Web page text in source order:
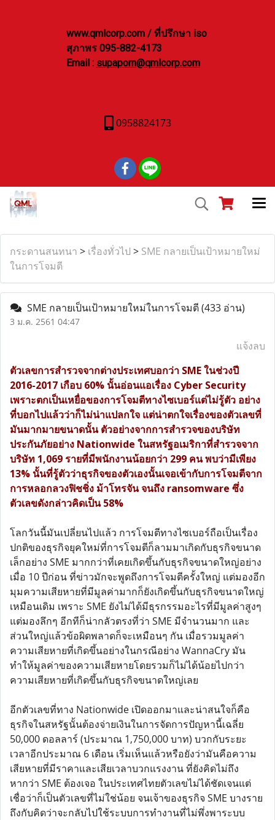
www.qmlcorp.com / ที่ปรึกษา iso
สุภาพร 095-882-4173
Email : supaporn@qmlcorp.com
0958824173
กระดานสนทนา > เรื่องทั่วไป > SME กลายเป็นเป้าหมายใหม่
ในการโจมตี
SME กลายเป็นเป้าหมายใหม่ในการโจมตี(433 อ่าน)
3 ม.ค. 2561 04:47
แจ้งลบ
ตัวเลขการสำรวจจากต่างประเทศบอกว่า SME ในช่วงปี
2016-2017 เกือบ 60% นั้นอ่อนแอเรื่อง Cyber Security
เพราะตกเป็นเหยื่อของการโจมตีทางไซเบอร์แต่ไม่รู้ตัว อย่าง
ที่บอกไปแล้วว่าก็ไม่น่าแปลกใจ แต่น่าตกใจเรื่องของตัวเลขที่
มันมากมายขนาดนั้น ตัวอย่างจากการสำรวจของบริษัท
ประกันภัยอย่าง Nationwide ในสหรัฐอเมริกาที่สำรวจจาก
บริษัท 1,069 รายที่มีพนักงานน้อยกว่า 299 คน พบว่ามีเพียง
13% นั้นที่รู้ตัวว่าธุรกิจของตัวเองนั้นเจอเข้ากับการโจมตีจาก
การหลอกลวงฟิชชิ่ง ม้าโทรจัน จนถึง ransomware ซึ่ง
ตัวเลขดังกล่าวคิดเป็น 58%
โลกวันนี้มันเปลี่ยนไปแล้ว การโจมตีทางไซเบอร์ถือเป็นเรื่อง
ปกติของธุรกิจยุคใหม่ที่การโจมตีก็ลามมาเกิดกับธุรกิจขนาด
เล็กอย่าง SME มากกว่าที่เคยเกิดขึ้นกับธุรกิจขนาดใหญ่อย่าง
เมื่อ 10 ปีก่อน ที่ข่าวมักจะพูดถึงการโจมตีครั้งใหญ่ แต่มองอีก
มุมความเสียหายที่มีมูลค่ามากก็ยังเกิดขึ้นกับธุรกิจขนาดใหญ่
เหมือนเดิม เพราะ SME ยังไม่ได้มีธุรกรรมอะไรที่มีมูลค่าสูงๆ
แต่มองลึกๆ อีกทีก็น่ากลัวตรงที่ว่า SME มีจำนวนมาก และ
ส่วนใหญ่แล้วข้อผิดพลาดก็จะเหมือนๆ กัน เมื่อรวมมูลค่า
ความเสียหายที่เกิดขึ้นอย่างในกรณีอย่าง WannaCry มัน
ทำให้มูลค่าของความเสียหายโดยรวมก็ไม่ได้น้อยไปกว่า
ความเสียหายที่เกิดขึ้นกับธุรกิจขนาดใหญ่เลย
อีกตัวเลขที่ทาง Nationwide เปิดออกมาและน่าสนใจก็คือ
ธุรกิจในสหรัฐนั้นต้องจ่ายเงินในการจัดการปัญหานี้เฉลี่ย
50,000 ดอลลาร์ (ประมาณ 1,750,000 บาท) บวกกับระยะ
เวลาอีกประมาณ 6 เดือน เริ่มเห็นแล้วหรือยังว่ามันคือความ
เสียหายที่มีราคาและเสียเวลาบวกแรงงาน ที่ยังคิดไม่ถึง
หากว่า SME ต้องเจอ ในประเทศไทยตัวเลขไม่ได้ชัดเจนแต่
เชื่อว่าก็เป็นตัวเลขที่ไม่ใช่น้อย จนเจ้าของธุรกิจ SME บางราย
ถึงกับคิดว่าจะกลับไปใช้ระบบการทำงานที่ไม่พึ่งพาระบบ